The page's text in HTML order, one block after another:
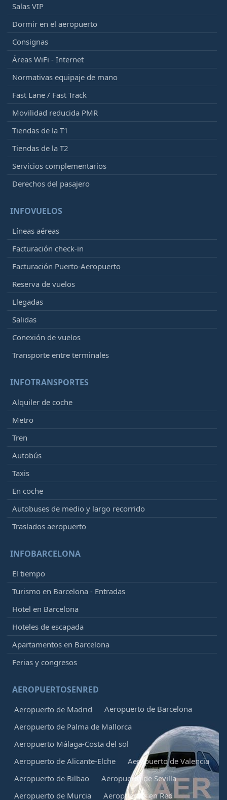
Salas VIP
Dormir en el aeropuerto
Consignas
Áreas WiFi - Internet
Normativas equipaje de mano
Fast Lane / Fast Track
Movilidad reducida PMR
Tiendas de la T1
Tiendas de la T2
Servicios complementarios
Derechos del pasajero
INFOVUELOS
Líneas aéreas
Facturación check-in
Facturación Puerto-Aeropuerto
Reserva de vuelos
Llegadas
Salidas
Conexión de vuelos
Transporte entre terminales
INFOTRANSPORTES
Alquiler de coche
Metro
Tren
Autobús
Taxis
En coche
Autobuses de medio y largo recorrido
Traslados aeropuerto
INFOBARCELONA
El tiempo
Turismo en Barcelona - Entradas
Hotel en Barcelona
Hoteles de escapada
Apartamentos en Barcelona
Ferias y congresos
AEROPUERTOSENRED
Aeropuerto de Madrid
Aeropuerto de Barcelona
Aeropuerto de Palma de Mallorca
Aeropuerto Málaga-Costa del sol
Aeropuerto de Alicante-Elche
Aeropuerto de Valencia
Aeropuerto de Bilbao
Aeropuerto de Sevilla
Aeropuerto de Murcia
Aeropuertos en Red